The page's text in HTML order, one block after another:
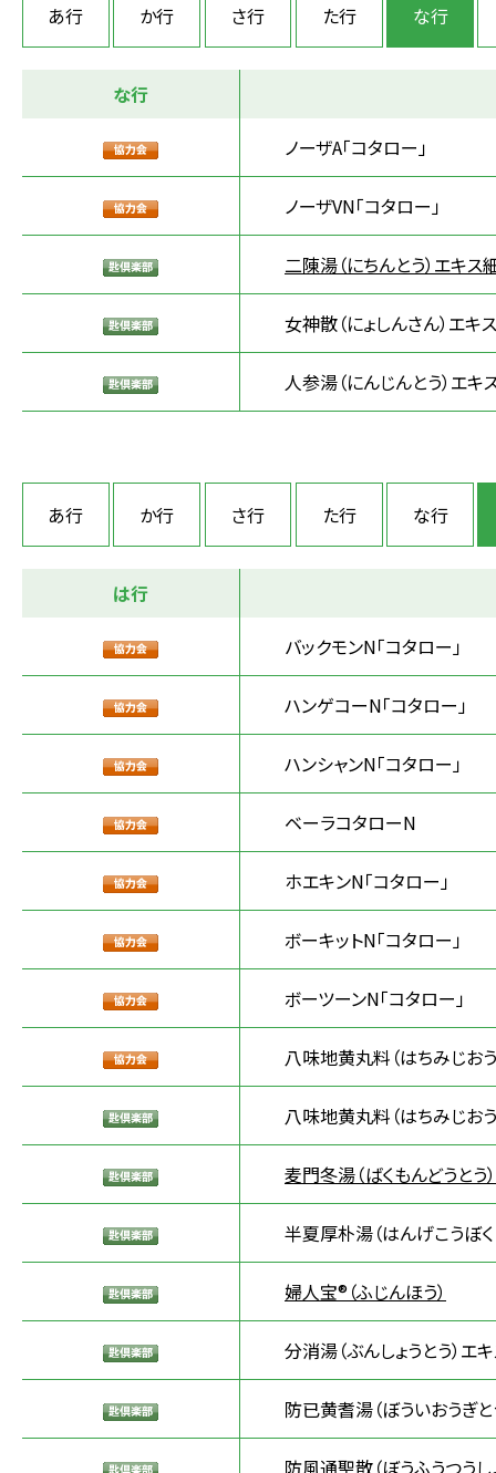
あ行 か行 さ行 た行 な行
な行
ノーザA「コタロー」
ノーザVN「コタロー」
二陳湯（にちんとう）エキス
女神散（にょしんさん）エキ
人参湯（にんじんとう）エキ
あ行 か行 さ行 た行 な行
は行
バックモンN「コタロー」
ハンゲコーN「コタロー」
ハンシャンN「コタロー」
ベーラコタローN
ホエキンN「コタロー」
ボーキットN「コタロー」
ボーツーンN「コタロー」
八味地黄丸料（はちみじお
八味地黄丸料（はちみじお
麦門冬湯（ばくもんどうとう
半夏厚朴湯（はんげこうぼく
婦人宝®（ふじんほう）
分消湯（ぶんしょうとう）エ
防已黄耆湯（ぼういおうぎと
防風通聖散（ぼうふうつうし